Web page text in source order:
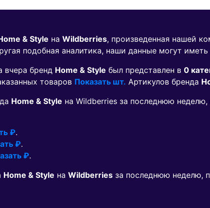
& Style на Wildberries, произведенная нашей
подобная аналитика, наши данные могут иметь
вчера бренд Home & Style был представлен в 0
товаров Показать шт. Артикулов бренда
Home & Style на Wildberries за последнюю
₽.
₽.
₽.
Home & Style на Wildberries за последнюю неделю,